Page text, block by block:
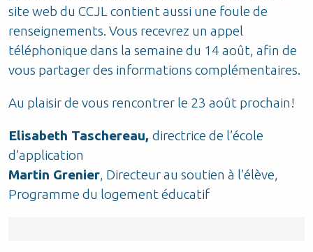
site web du CCJL contient aussi une foule de
renseignements. Vous recevrez un appel
téléphonique dans la semaine du 14 août, afin de
vous partager des informations complémentaires.
Au plaisir de vous rencontrer le 23 août prochain!
Elisabeth Taschereau, directrice de l’école
d’application
Martin Grenier, Directeur au soutien à l’élève,
Programme du logement éducatif